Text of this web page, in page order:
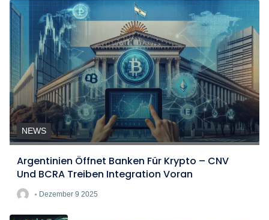
NEWS
Argentinien Öffnet Banken Für Krypto – CNV
Und BCRA Treiben Integration Voran
Dezember 9 2025